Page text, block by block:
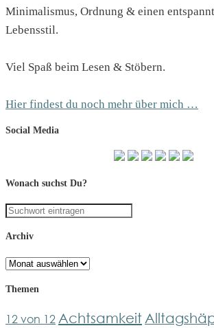
Minimalismus, Ordnung & einen
Lebensstil.
Viel Spaß beim Lesen & Stöbern.
Hier findest du noch mehr über mich …
Social Media
Wonach suchst Du?
Archiv
Archiv
Themen
12 von 12 Achtsamkeit